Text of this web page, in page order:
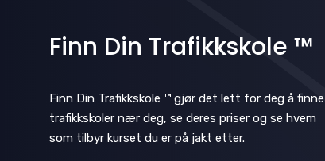
Finn Din Trafikkskole ™
Finn Din Trafikkskole ™ gjør det lett for deg å finne
trafikkskoler nær deg, se deres priser og se hvem
som tilbyr kurset du er på jakt etter.